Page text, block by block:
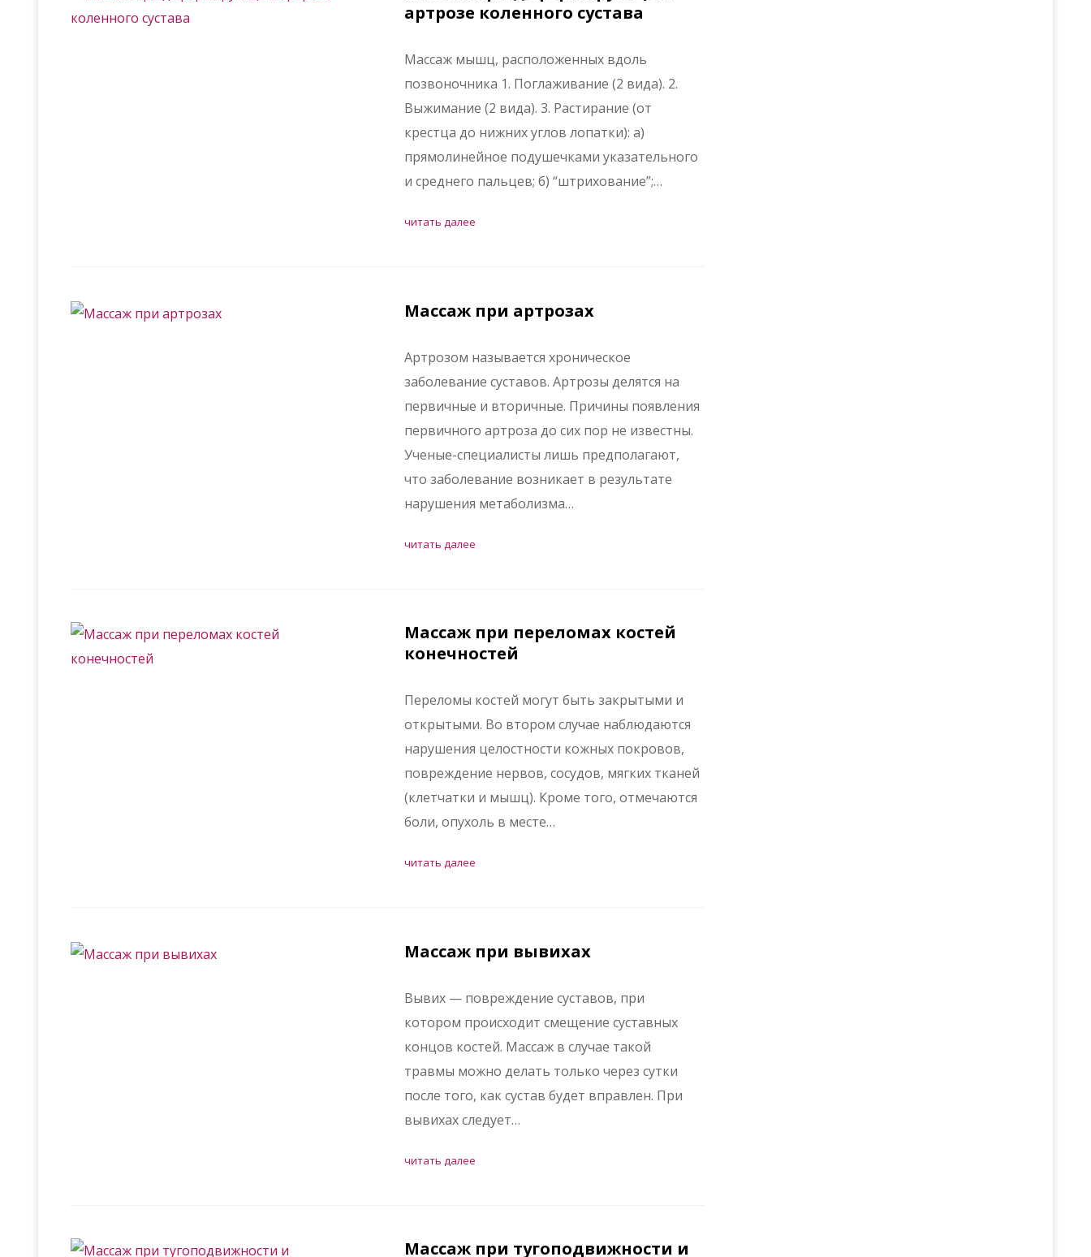
артрозе коленного сустава
Массаж мышц, расположенных вдоль
позвоночника 1. Поглаживание (2 вида). 2.
Выжимание (2 вида). 3. Растирание (от
крестца до нижних углов лопатки): а)
прямолинейное подушечками указательного
и среднего пальцев; б) “штрихование”;…
читать далее
Массаж при артрозах
Артрозом называется хроническое
заболевание суставов. Артрозы делятся на
первичные и вторичные. Причины появления
первичного артроза до сих пор не известны.
Ученые-специалисты лишь предполагают,
что заболевание возникает в результате
нарушения метаболизма…
читать далее
Массаж при переломах костей
конечностей
Переломы костей могут быть закрытыми и
открытыми. Во втором случае наблюдаются
нарушения целостности кожных покровов,
повреждение нервов, сосудов, мягких тканей
(клетчатки и мышц). Кроме того, отмечаются
боли, опухоль в месте…
читать далее
Массаж при вывихах
Вывих — повреждение суставов, при
котором происходит смещение суставных
концов костей. Массаж в случае такой
травмы можно делать только через сутки
после того, как сустав будет вправлен. При
вывихах следует…
читать далее
Массаж при тугоподвижности и